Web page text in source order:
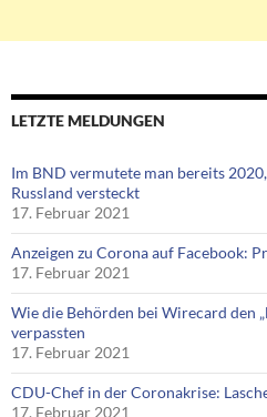
LETZTE MELDUNGEN
Im BND vermutete man bereits
Russland versteckt
17. Februar 2021
Anzeigen zu Corona auf Facebook:
17. Februar 2021
Wie die Behörden bei Wirecard den
verpassten
17. Februar 2021
CDU-Chef in der Coronakrise:
17. Februar 2021